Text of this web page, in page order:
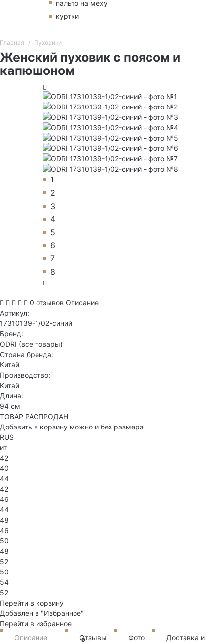
пальто на меху
куртки
Главная Пуховики
Женский пуховик с поясом и
капюшоном
1
2
3
4
5
6
7
8
0 отзывов Описание
Артикул:
17310139-1/02-синий
Бренд:
ODRI (все товары)
Страна бренда:
Китай
Производство:
Китай
Длина:
94 см
ТОВАР РАСПРОДАН
Добавить в корзину можно и без размера
RUS
ит
42
40
44
42
46
44
48
46
50
48
52
50
54
52
Перейти в корзину
Добавлен в "Избранное"
Перейти в избранное
Описание
Отзывы
0 Фото Доставка и